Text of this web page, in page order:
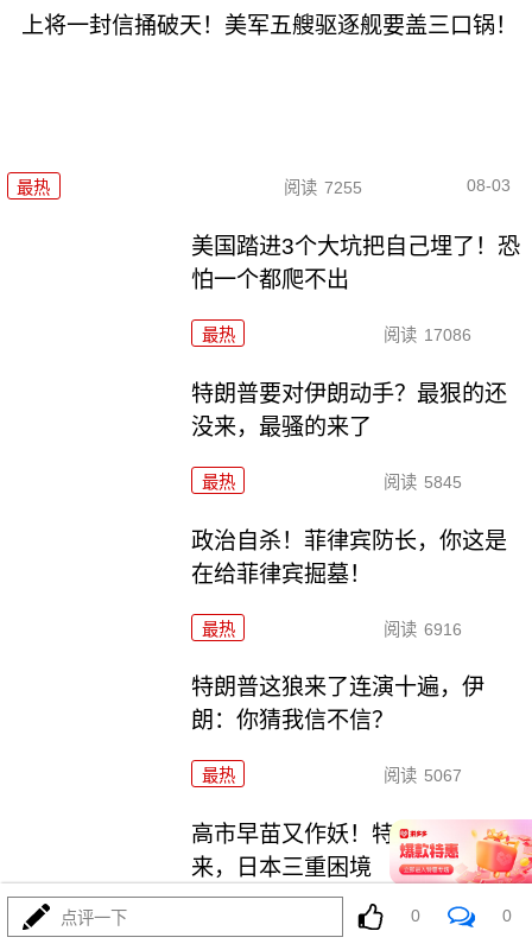
上将一封信捅破天！美军五艘驱逐舰要盖三口锅！
最热 阅读 7255 08-03
美国踏进3个大坑把自己埋了！恐
怕一个都爬不出
最热 阅读 17086
特朗普要对伊朗动手？最狠的还
没来，最骚的来了
最热 阅读 5845
政治自杀！菲律宾防长，你这是
在给菲律宾掘墓！
最热 阅读 6916
特朗普这狼来了连演十遍，伊
朗：你猜我信不信？
最热 阅读 5067
高市早苗又作妖！特高课卷土重
来，日本三重困境
阅读 4445
点评一下 0 0